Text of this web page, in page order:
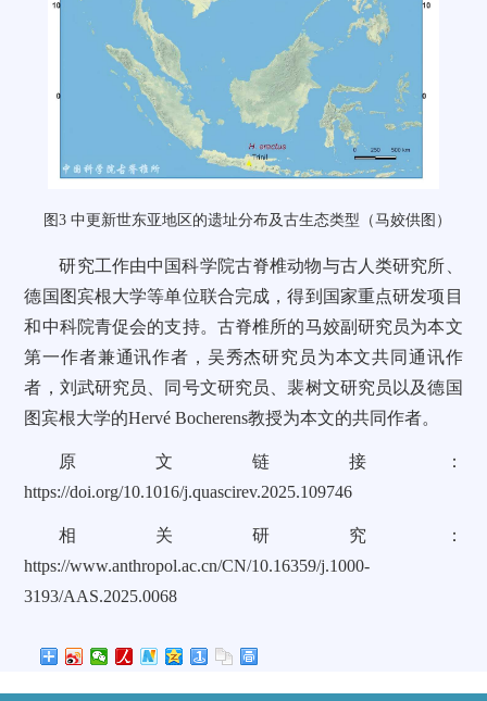
图3 中更新世东亚地区的遗址分布及古生态类型（马姣供图）
研究工作由中国科学院古脊椎动物与古人类研究所、
德国图宾根大学等单位联合完成，得到国家重点研发项目
和中科院青促会的支持。古脊椎所的马姣副研究员为本文
第一作者兼通讯作者，吴秀杰研究员为本文共同通讯作
者，刘武研究员、同号文研究员、裴树文研究员以及德国
图宾根大学的Hervé Bocherens教授为本文的共同作者。
原文链接：
https://doi.org/10.1016/j.quascirev.2025.109746
相关研究：
https://www.anthropol.ac.cn/CN/10.16359/j.1000-
3193/AAS.2025.0068